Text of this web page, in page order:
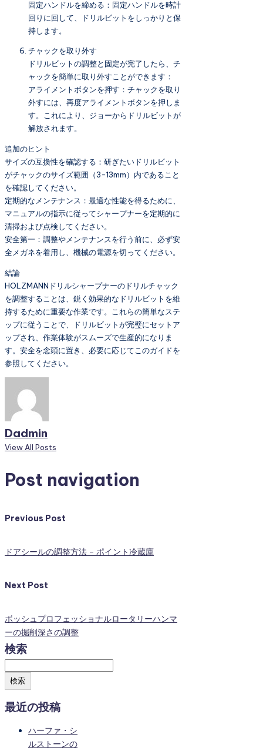
固定ハンドルを締める：固定ハンドルを時計
回りに回して、ドリルビットをしっかりと保
持します。
チャックを取り外す
ドリルビットの調整と固定が完了したら、チ
ャックを簡単に取り外すことができます：
アライメントボタンを押す：チャックを取り
外すには、再度アライメントボタンを押しま
す。これにより、ジョーからドリルビットが
解放されます。
追加のヒント
サイズの互換性を確認する：研ぎたいドリルビット
がチャックのサイズ範囲（3-13mm）内であること
を確認してください。
定期的なメンテナンス：最適な性能を得るために、
マニュアルの指示に従ってシャープナーを定期的に
清掃および点検してください。
安全第一：調整やメンテナンスを行う前に、必ず安
全メガネを着用し、機械の電源を切ってください。
結論
HOLZMANNドリルシャープナーのドリルチャック
を調整することは、鋭く効果的なドリルビットを維
持するために重要な作業です。これらの簡単なステ
ップに従うことで、ドリルビットが完璧にセットア
ップされ、作業体験がスムーズで生産的になりま
す。安全を念頭に置き、必要に応じてこのガイドを
参照してください。
Dadmin
View All Posts
Post navigation
Previous Post
ドアシールの調整方法 – ポイント冷蔵庫
Next Post
ボッシュプロフェッショナルロータリーハンマ
ーの掘削深さの調整
検索
検索
最近の投稿
ハーファ・シ
ルストーンの